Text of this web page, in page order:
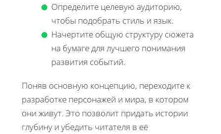
Определите целевую аудиторию,
чтобы подобрать стиль и язык.
Начертите общую структуру сюжета
на бумаге для лучшего понимания
развития событий.
Поняв основную концепцию, переходите к
разработке персонажей и мира, в котором
они живут. Это позволит придать истории
глубину и убедить читателя в её